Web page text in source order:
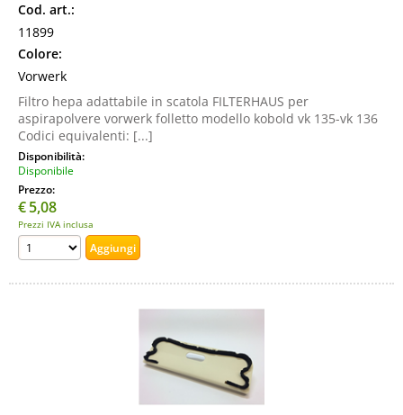
Cod. art.:
11899
Colore:
Vorwerk
Filtro hepa adattabile in scatola FILTERHAUS per
aspirapolvere vorwerk folletto modello kobold vk 135-vk 136
Codici equivalenti: [...]
Disponibilità:
Disponibile
Prezzo:
€5,08
Prezzi IVA inclusa